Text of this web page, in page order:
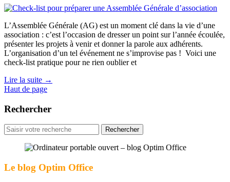
L’Assemblée Générale (AG) est un moment clé dans la vie d’une
association : c’est l’occasion de dresser un point sur l’année écoulée,
présenter les projets à venir et donner la parole aux adhérents.
L’organisation d’un tel événement ne s’improvise pas ! Voici une
check-list pratique pour ne rien oublier et
Lire la suite →
Haut de page
Rechercher
Rechercher
pour
Le blog Optim Office